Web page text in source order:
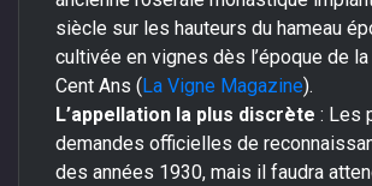
siècle sur les hauteurs du hameau
cultivée en vignes dès l’époque de la
Cent Ans (La Vigne Magazine).
L’appellation la plus discrète : Les
demandes officielles de
des années 1930, mais il faudra